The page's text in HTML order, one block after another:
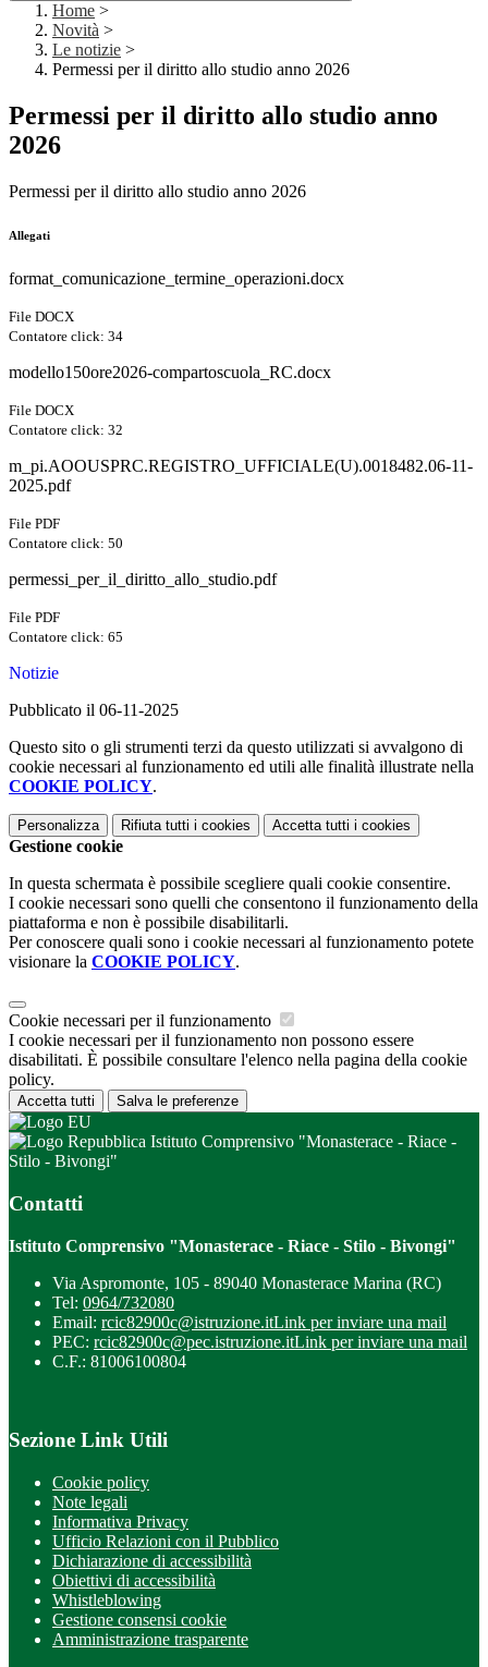
Home >
Novità >
Le notizie >
Permessi per il diritto allo studio anno 2026
Permessi per il diritto allo studio anno
2026
Permessi per il diritto allo studio anno 2026
Allegati
format_comunicazione_termine_operazioni.docx
File DOCX
Contatore click: 34
modello150ore2026-compartoscuola_RC.docx
File DOCX
Contatore click: 32
m_pi.AOOUSPRC.REGISTRO_UFFICIALE(U).0018482.06-11-
2025.pdf
File PDF
Contatore click: 50
permessi_per_il_diritto_allo_studio.pdf
File PDF
Contatore click: 65
Notizie
Pubblicato il 06-11-2025
Questo sito o gli strumenti terzi da questo utilizzati si avvalgono di
cookie necessari al funzionamento ed utili alle finalità illustrate nella
COOKIE POLICY.
Personalizza Rifiuta tutti i cookies Accetta tutti i cookies
Gestione cookie
In questa schermata è possibile scegliere quali cookie consentire.
I cookie necessari sono quelli che consentono il funzionamento della
piattaforma e non è possibile disabilitarli.
Per conoscere quali sono i cookie necessari al funzionamento potete
visionare la COOKIE POLICY.
Cookie necessari per il funzionamento
I cookie necessari per il funzionamento non possono essere
disabilitati. È possibile consultare l'elenco nella pagina della cookie
policy.
Accetta tutti Salva le preferenze
Istituto Comprensivo "Monasterace - Riace -
Stilo - Bivongi"
Contatti
Istituto Comprensivo "Monasterace - Riace - Stilo - Bivongi"
Via Aspromonte, 105 - 89040 Monasterace Marina (RC)
Tel: 0964/732080
Email: rcic82900c@istruzione.itLink per inviare una mail
PEC: rcic82900c@pec.istruzione.itLink per inviare una mail
C.F.: 81006100804
Sezione Link Utili
Cookie policy
Note legali
Informativa Privacy
Ufficio Relazioni con il Pubblico
Dichiarazione di accessibilità
Obiettivi di accessibilità
Whistleblowing
Gestione consensi cookie
Amministrazione trasparente